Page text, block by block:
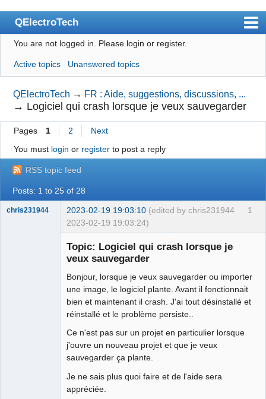
QElectroTech
Index
User list
Search
Register
Login
Site officiel
Wiki
BugTracker
Manual 0.8_cs
Google_Search
You are not logged in. Please login or register.
Active topics Unanswered topics
QElectroTech → FR : Aide, suggestions, discussions, ...
→ Logiciel qui crash lorsque je veux sauvegarder
Pages 1 2
Next
You must login or registerto post a reply
RSS topic feed
Posts: 1 to 25 of 28
1
chris231944 2023-02-19 19:03:10 (edited by chris231944
2023-02-19 19:03:24)
Topic: Logiciel qui crash lorsque je
veux sauvegarder
Bonjour, lorsque je veux sauvegarder ou importer
une image, le logiciel plante. Avant il fonctionnait
bien et maintenant il crash. J'ai tout désinstallé et
réinstallé et le problème persiste..
Ce n'est pas sur un projet en particulier lorsque
j'ouvre un nouveau projet et que je veux
sauvegarder ça plante.
Je ne sais plus quoi faire et de l'aide sera
appréciée.